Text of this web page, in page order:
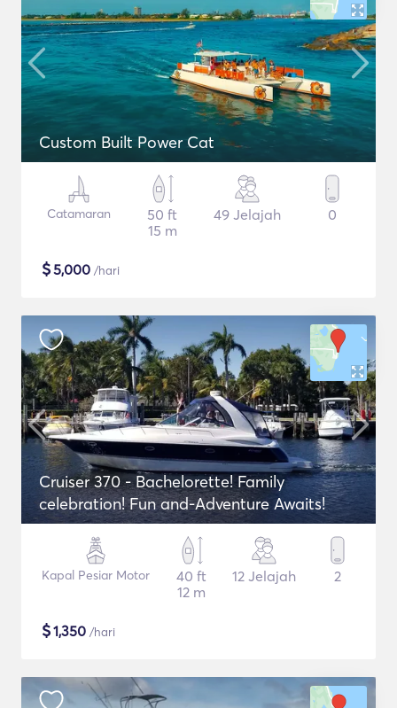
Custom Built Power Cat
Catamaran
50 ft
15 m
49 Jelajah 0
$5,000 /hari
Cruiser 370 - Bachelorette! Family
celebration! Fun and-Adventure Awaits!
Kapal Pesiar Motor
40 ft
12 m
12 Jelajah 2
$1,350 /hari